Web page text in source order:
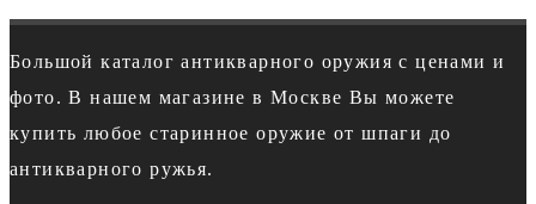
Большой каталог антикварного оружия с ценами и
фото. В нашем магазине в Москве Вы можете
купить любое старинное оружие от шпаги до
антикварного ружья.